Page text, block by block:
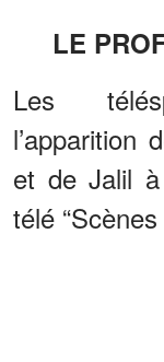
LE
Les
l’apparition
et de Jalil
télé